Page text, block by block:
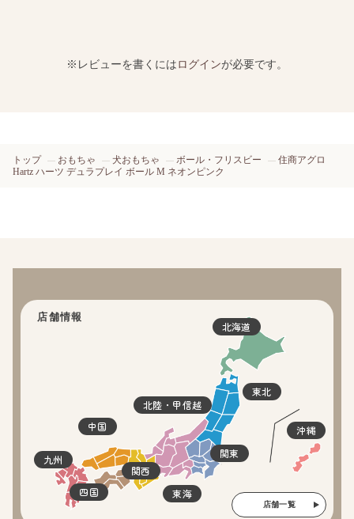
※レビューを書くにはログインが必要です。
トップ おもちゃ 犬おもちゃ ボール・フリスビー
住商アグロ
Hartz ハーツ デュラプレイ ボール M ネオンピンク
店舗情報
北海道
東北
関東
北陸・甲信越
東海
関西
四国
中国
九州
沖縄
店舗一覧